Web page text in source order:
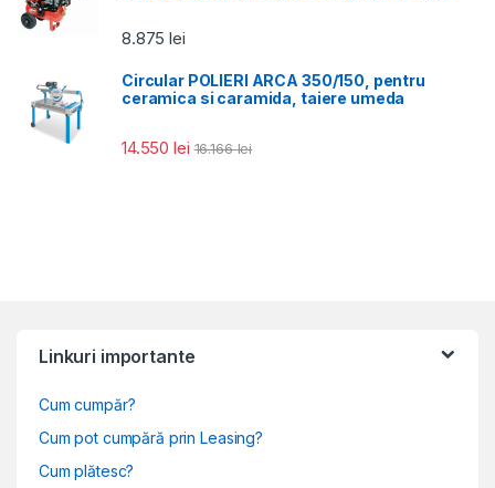
8.875lei
Circular POLIERI ARCA 350/150, pentru
ceramica si caramida, taiere umeda
14.550lei 16.166lei
Linkuri importante
Cum cumpăr?
Cum pot cumpără prin Leasing?
Cum plătesc?